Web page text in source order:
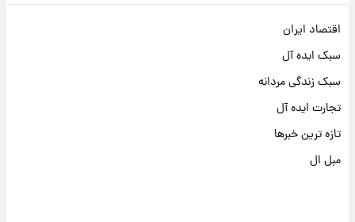
اقتصاد ایران
سبک ایده آل
سبک زندگی مردانه
تجارت ایده آل
تازه ترین خبرها
مبل ال